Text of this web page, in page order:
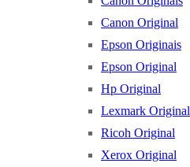
Canon Original
Epson Originais
Epson Original
Hp Original
Lexmark Original
Ricoh Original
Xerox Original